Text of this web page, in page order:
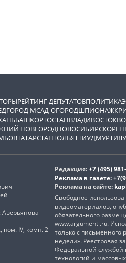
РЕЙТИНГ ДЕПУТАТОВПОЛИТИКА
ГОРОД МСАД-ОГОРОДШПИОНАЖ
БАШКОРТОСТАНВЛАДИВОСТОК
НОВГОРОДНОВОСИБИРСК
ТАТАРСТАНТОЛЬЯТТИУДМУРТИЯ
Аверьянова
пом. IV, комн. 2
Редакция:+7 (495)
Реклама в газете:
Реклама на сайте:
Свободное
видеоматериалов,
обязательного
www.argumenti.ru.
только с
недели». Реестровая
Федеральной службой
технологий и